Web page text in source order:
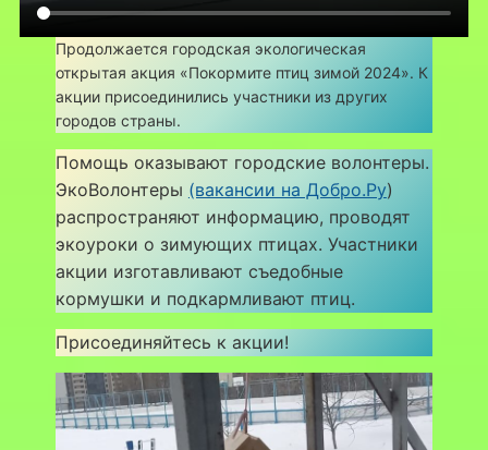
Продолжается городская экологическая
открытая акция «Покормите птиц зимой 2024». К
акции присоединились участники из других
городов страны.
Помощь оказывают городские волонтеры.
ЭкоВолонтеры (вакансии на Добро.Ру)
распространяют информацию, проводят
экоуроки о зимующих птицах. Участники
акции изготавливают съедобные
кормушки и подкармливают птиц.
Присоединяйтесь к акции!